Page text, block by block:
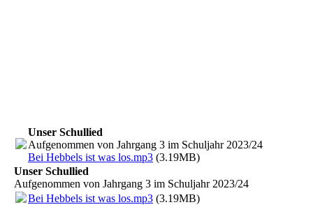
Unser Schullied
Aufgenommen von Jahrgang 3 im Schuljahr 2023/24
Bei Hebbels ist was los.mp3 (3.19MB)
Unser Schullied
Aufgenommen von Jahrgang 3 im Schuljahr 2023/24
Bei Hebbels ist was los.mp3 (3.19MB)